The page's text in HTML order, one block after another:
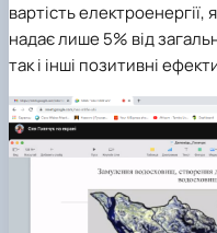
вартість електроенергії,
надає лише 5% від
так і інші позитивні